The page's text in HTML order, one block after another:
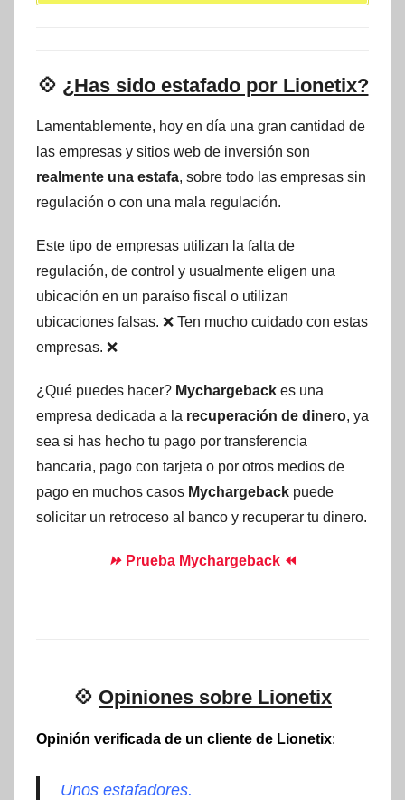
💠 ¿Has sido estafado por Lionetix?
Lamentablemente, hoy en día una gran cantidad de
las empresas y sitios web de inversión son
realmente una estafa, sobre todo las empresas sin
regulación o con una mala regulación.
Este tipo de empresas utilizan la falta de
regulación, de control y usualmente eligen una
ubicación en un paraíso fiscal o utilizan
ubicaciones falsas. ❌ Ten mucho cuidado con estas
empresas. ❌
¿Qué puedes hacer? Mychargeback es una
empresa dedicada a la recuperación de dinero, ya
sea si has hecho tu pago por transferencia
bancaria, pago con tarjeta o por otros medios de
pago en muchos casos Mychargeback puede
solicitar un retroceso al banco y recuperar tu dinero.
⏩ Prueba Mychargeback ⏪
💠 Opiniones sobre Lionetix
Opinión verificada de un cliente de Lionetix:
Unos estafadores.